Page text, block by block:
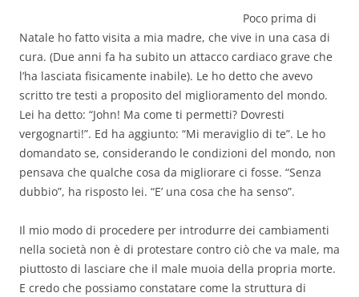
Poco prima di
Natale ho fatto visita a mia madre, che vive in una casa di
cura. (Due anni fa ha subito un attacco cardiaco grave che
l’ha lasciata fisicamente inabile). Le ho detto che avevo
scritto tre testi a proposito del miglioramento del mondo.
Lei ha detto: “John! Ma come ti permetti? Dovresti
vergognarti!”. Ed ha aggiunto: “Mi meraviglio di te”. Le ho
domandato se, considerando le condizioni del mondo, non
pensava che qualche cosa da migliorare ci fosse. “Senza
dubbio”, ha risposto lei. “E’ una cosa che ha senso”.
Il mio modo di procedere per introdurre dei cambiamenti
nella società non è di protestare contro ciò che va male, ma
piuttosto di lasciare che il male muoia della propria morte.
E credo che possiamo constatare come la struttura di